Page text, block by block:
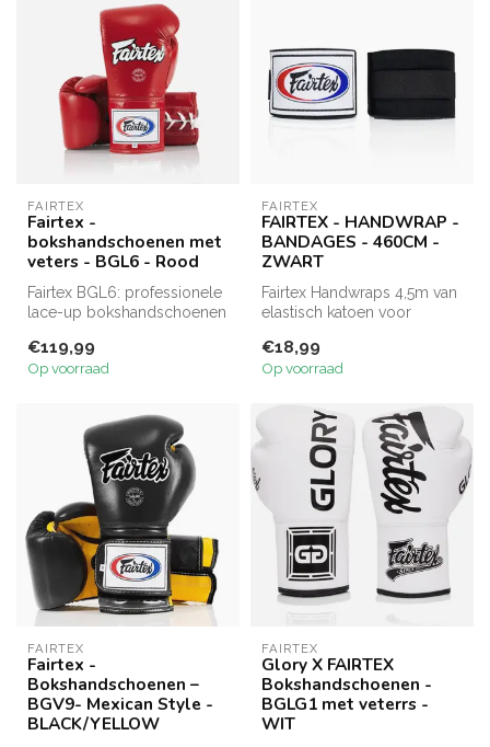
FAIRTEX
Fairtex -
bokshandschoenen met
veters - BGL6 - Rood
Fairtex BGL6: professionele
lace-up bokshandschoenen
€119,99
Op voorraad
FAIRTEX
FAIRTEX - HANDWRAP -
BANDAGES - 460CM -
ZWART
Fairtex Handwraps 4,5m van
elastisch katoen voor
knokkelonders...
€18,99
Op voorraad
FAIRTEX
Fairtex -
Bokshandschoenen –
BGV9- Mexican Style -
BLACK/YELLOW
FAIRTEX
Glory X FAIRTEX
Bokshandschoenen -
BGLG1 met veterrs -
WIT